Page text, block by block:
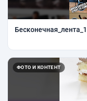
Бесконечная_лента_1
ФОТО И КОНТЕНТ